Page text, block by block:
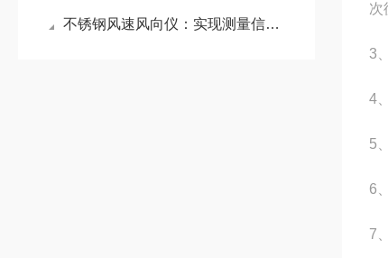
不锈钢风速风向仪：实现测量信息的远程无线传输，方便远距离后方检测
次
3
4
5
6
7